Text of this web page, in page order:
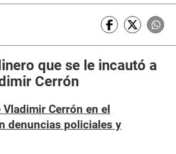
que se le incautó a
Cerrón
Cerrón en el
denuncias policiales y